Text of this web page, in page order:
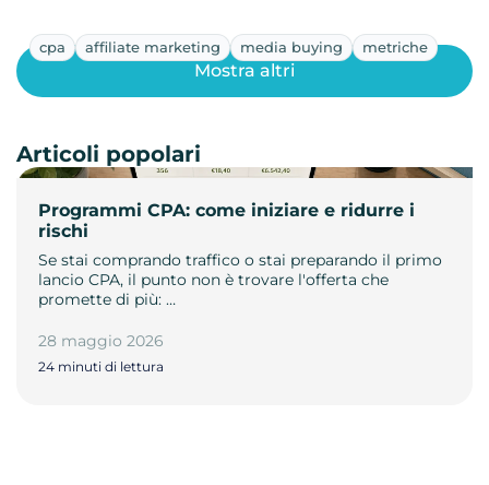
cpa affiliate marketing media buying metriche
Programmi CPA: come iniziare e ridurre i
rischi
Se stai comprando traffico o stai preparando il primo
lancio CPA, il punto non è trovare l'offerta che
promette di più: …
28 maggio 2026
24 minuti di lettura
Mostra altri
Articoli popolari